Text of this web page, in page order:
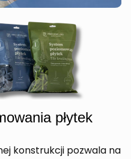
płytek
konstrukcji pozwala na